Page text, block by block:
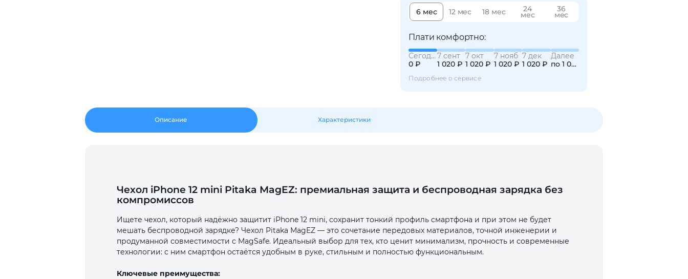
6 мес 12 мес 18 мес 24
мес
36
мес
Плати комфортно:
Сегодня
0 ₽
7 сент
1 020 ₽
7 окт
1 020 ₽
7 нояб
1 020 ₽
7 дек
1 020 ₽
Далее
по 1 020 ₽
Подробнее о сервисе
Описание Характеристики
Чехол iPhone 12 mini Pitaka MagEZ: премиальная защита и беспроводная зарядка без
компромиссов
Ищете чехол, который надёжно защитит iPhone 12 mini, сохранит тонкий профиль смартфона и при этом не будет
мешать беспроводной зарядке? Чехол Pitaka MagEZ — это сочетание передовых материалов, точной инженерии и
продуманной совместимости с MagSafe. Идеальный выбор для тех, кто ценит минимализм, прочность и современные
технологии: с ним смартфон остаётся удобным в руке, стильным и полностью функциональным.
Ключевые преимущества:
недели Остались вопросы?
8 800 302-02-51
plait.ru